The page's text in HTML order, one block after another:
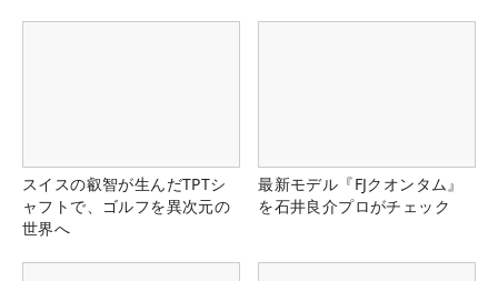
スイスの叡智が生んだTPTシ
ャフトで、ゴルフを異次元の
世界へ
最新モデル『FJクオンタム』
を石井良介プロがチェック